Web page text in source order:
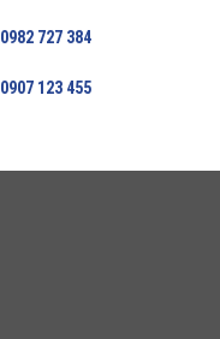
0982 727 384
0907 123 455